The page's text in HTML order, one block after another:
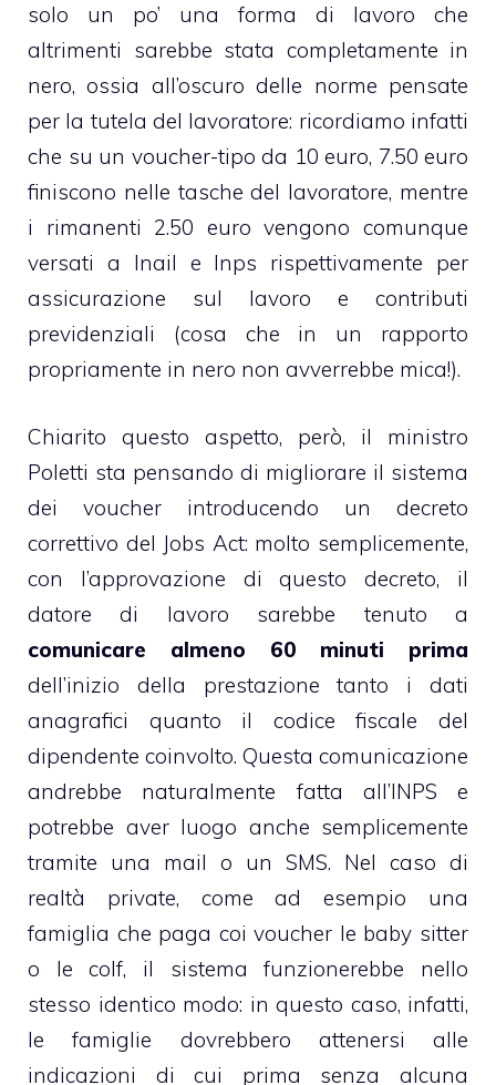
solo un po’ una forma di lavoro che
altrimenti sarebbe stata completamente in
nero, ossia all’oscuro delle norme pensate
per la tutela del lavoratore: ricordiamo infatti
che su un voucher-tipo da 10 euro, 7.50 euro
finiscono nelle tasche del lavoratore, mentre
i rimanenti 2.50 euro vengono comunque
versati a Inail e Inps rispettivamente per
assicurazione sul lavoro e contributi
previdenziali (cosa che in un rapporto
propriamente in nero non avverrebbe mica!).
Chiarito questo aspetto, però, il ministro
Poletti sta pensando di migliorare il sistema
dei voucher introducendo un decreto
correttivo del Jobs Act: molto semplicemente,
con l’approvazione di questo decreto, il
datore di lavoro sarebbe tenuto a
comunicare almeno 60 minuti prima
dell’inizio della prestazione tanto i dati
anagrafici quanto il codice fiscale del
dipendente coinvolto. Questa comunicazione
andrebbe naturalmente fatta all’INPS e
potrebbe aver luogo anche semplicemente
tramite una mail o un SMS. Nel caso di
realtà private, come ad esempio una
famiglia che paga coi voucher le baby sitter
o le colf, il sistema funzionerebbe nello
stesso identico modo: in questo caso, infatti,
le famiglie dovrebbero attenersi alle
indicazioni di cui prima senza alcuna